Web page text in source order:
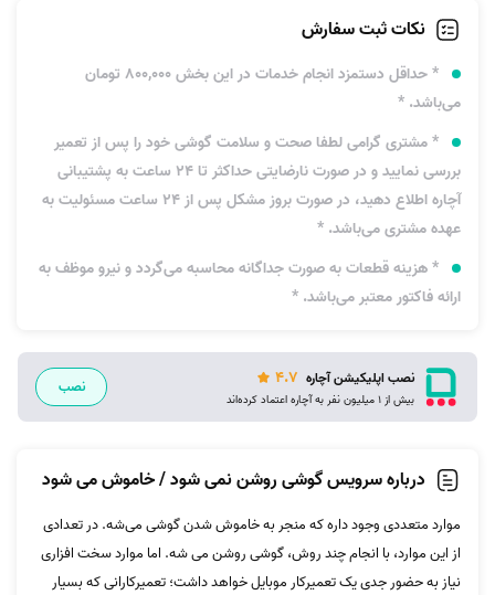
نکات ثبت سفارش
* حداقل دستمزد انجام خدمات در این بخش 800,000 تومان
می‌باشد. *
* مشتری گرامی لطفا صحت و سلامت گوشی خود را پس از تعمیر
بررسی نمایید و در صورت نارضایتی حداکثر تا 24 ساعت به پشتیبانی
آچاره اطلاع دهید، در صورت بروز مشکل پس از 24 ساعت مسئولیت به
عهده مشتری می‌باشد. *
* هزینه قطعات به‌ صورت جداگانه محاسبه می‌گردد و نیرو موظف به
ارائه فاکتور معتبر می‌باشد. *
نصب اپلیکیشن آچاره 4.7
بیش از 1 میلیون نفر به آچاره اعتماد کرده‌اند
نصب
درباره سرویس گوشی روشن نمی شود / خاموش می شود
موارد متعددی وجود داره که منجر به خاموش شدن گوشی می‌شه. در تعدادی
از این موارد، با انجام چند روش، گوشی روشن می شه. اما موارد سخت افزاری
نیاز به حضور جدی یک تعمیرکار موبایل خواهد داشت؛ تعمیرکارانی که بسیار